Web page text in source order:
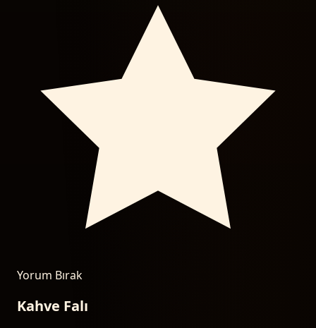
Yorum Bırak
Kahve Falı